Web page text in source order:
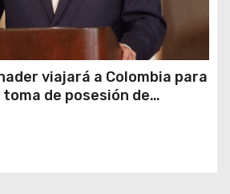
viajará a Colombia para
de posesión de